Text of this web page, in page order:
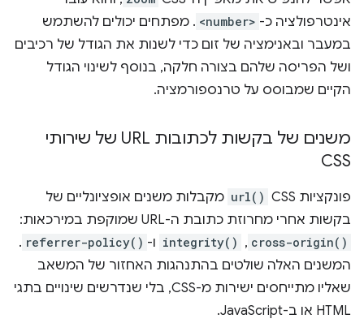
אינטרפולציה כ- <number> . מפתחים יכולים להשתמש
במעבר ובאנימציה של זום כדי לשנות את הגודל של רכיבים
ושל הפריסה שלהם בצורה חלקה, בנוסף לשינוי הגודל
הקיים שמבוסס על טרנספורמציה.
משנים של בקשות לכתובות URL של שירותי
CSS
פונקציות CSS‏ url() מקבלות משנים אופציונליים של
בקשות אחרי מחרוזת כתובת ה-URL שמוקפת במירכאות:
cross-origin()
,‏
integrity() ו- referrer-policy()
.
המשנים האלה שולטים בהתנהגות האחזור של המשאב
שאליו מתייחסים ישירות מ-CSS, בלי שנדרשים שינויים בתגי
HTML או ב-JavaScript.